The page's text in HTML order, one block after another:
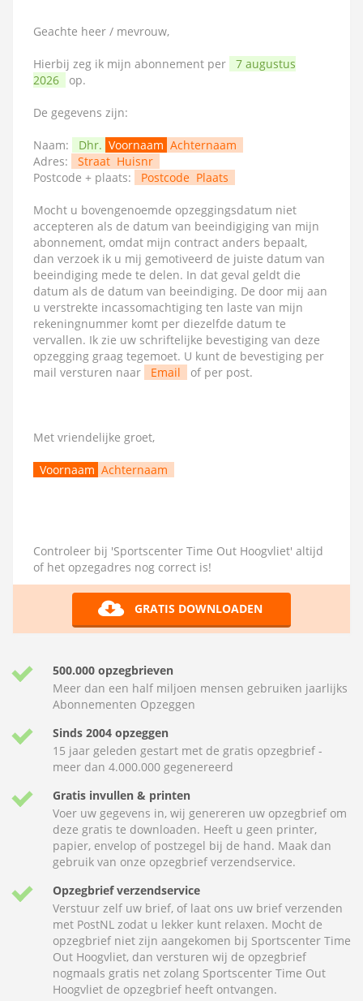
Geachte heer / mevrouw,
Hierbij zeg ik mijn abonnement per
7 augustus
2026
op.
De gegevens zijn:
Naam: Dhr. Voornaam Achternaam
Adres:
Straat Huisnr
Postcode + plaats:
Postcode Plaats
Mocht u bovengenoemde opzeggingsdatum niet
accepteren als de datum van beeindigiging van mijn
abonnement, omdat mijn contract anders bepaalt,
dan verzoek ik u mij gemotiveerd de juiste datum van
beeindiging mede te delen. In dat geval geldt die
datum als de datum van beeindiging. De door mij aan
u verstrekte incassomachtiging ten laste van mijn
rekeningnummer komt per diezelfde datum te
vervallen. Ik zie uw schriftelijke bevestiging van deze
opzegging graag tegemoet. U kunt de bevestiging per
mail versturen naar
Email of per post.
Met vriendelijke groet,
Voornaam Achternaam
Controleer bij 'Sportscenter Time Out Hoogvliet' altijd
of het opzegadres nog correct is!
GRATIS DOWNLOADEN
500.000 opzegbrieven
Meer dan een half miljoen mensen gebruiken jaarlijks
Abonnementen Opzeggen
Sinds 2004 opzeggen
15 jaar geleden gestart met de gratis opzegbrief -
meer dan 4.000.000 gegenereerd
Gratis invullen & printen
Voer uw gegevens in, wij genereren uw opzegbrief om
deze gratis te downloaden. Heeft u geen printer,
papier, envelop of postzegel bij de hand. Maak dan
gebruik van onze opzegbrief verzendservice.
Opzegbrief verzendservice
Verstuur zelf uw brief, of laat ons uw brief verzenden
met PostNL zodat u lekker kunt relaxen. Mocht de
opzegbrief niet zijn aangekomen bij Sportscenter Time
Out Hoogvliet, dan versturen wij de opzegbrief
nogmaals gratis net zolang Sportscenter Time Out
Hoogvliet de opzegbrief heeft ontvangen.